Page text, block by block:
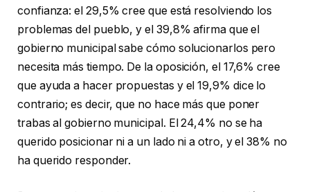
confianza: el 29,5% cree que está resolviendo los
problemas del pueblo, y el 39,8% afirma que el
gobierno municipal sabe cómo solucionarlos pero
necesita más tiempo. De la oposición, el 17,6% cree
que ayuda a hacer propuestas y el 19,9% dice lo
contrario; es decir, que no hace más que poner
trabas al gobierno municipal. El 24,4% no se ha
querido posicionar ni a un lado ni a otro, y el 38% no
ha querido responder.